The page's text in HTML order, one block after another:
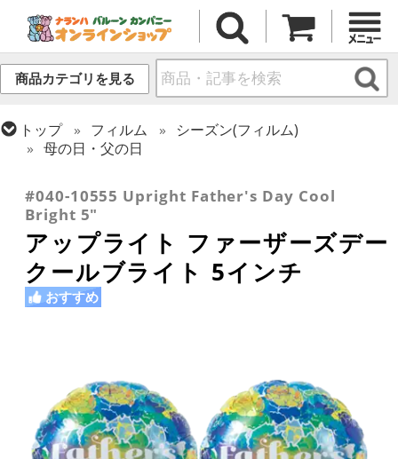
商品カテゴリを見る
トップ フィルム
シーズン(フィルム)
母の日・父の日
#040-10555 Upright Father's Day Cool
Bright 5"
アップライト ファーザーズデー
クールブライト 5インチ
おすすめ